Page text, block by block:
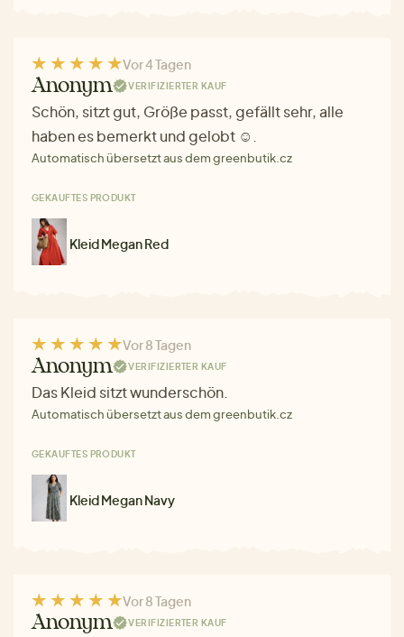
Vor 4 Tagen
Anonym VERIFIZIERTER KAUF
Schön, sitzt gut, Größe passt, gefällt sehr, alle
haben es bemerkt und gelobt ☺.
Automatisch übersetzt aus dem greenbutik.cz
GEKAUFTES PRODUKT
Kleid Megan Red
Vor 8 Tagen
Anonym VERIFIZIERTER KAUF
Das Kleid sitzt wunderschön.
Automatisch übersetzt aus dem greenbutik.cz
GEKAUFTES PRODUKT
Kleid Megan Navy
Vor 8 Tagen
Anonym VERIFIZIERTER KAUF